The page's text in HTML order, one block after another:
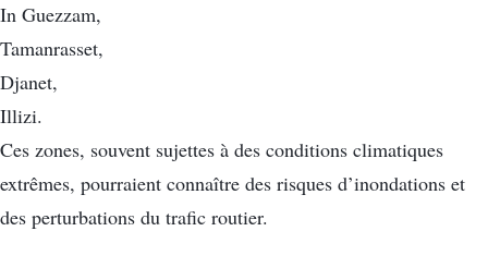
In Guezzam,
Tamanrasset,
Djanet,
Illizi.
Ces zones, souvent sujettes à des conditions climatiques
extrêmes, pourraient connaître des risques d’inondations et
des perturbations du trafic routier.